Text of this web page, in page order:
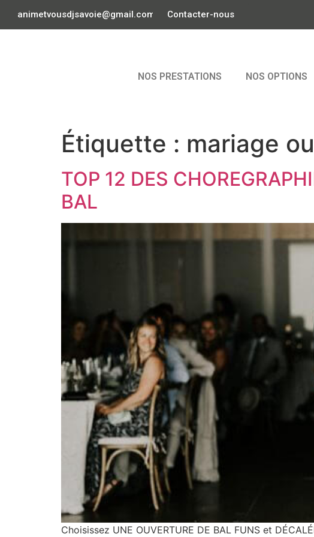
animetvousdjsavoie@gmail.com Contacter-nous
NOS PRESTATIONS NOS OPTIONS
Étiquette : mariage
TOP 12 DES
BAL
Choisissez UNE OUVERTURE DE BAL FUNS et